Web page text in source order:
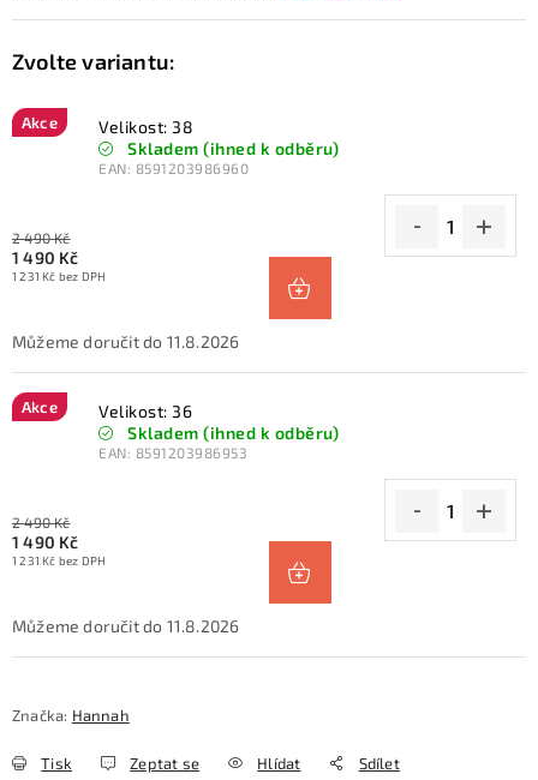
Akce
Velikost: 38
Skladem (ihned k odběru)
EAN: 8591203986960
2 490 Kč
1 490 Kč
1 231 Kč bez DPH
11.8.2026
Akce
Velikost: 36
Skladem (ihned k odběru)
EAN: 8591203986953
2 490 Kč
1 490 Kč
1 231 Kč bez DPH
11.8.2026
Značka: Hannah
Tisk Zeptat se Hlídat Sdílet